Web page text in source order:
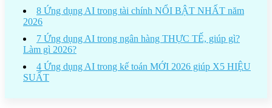
8 Ứng dụng AI trong tài chính NỔI BẬT NHẤT năm
2026
7 Ứng dụng AI trong ngân hàng THỰC TẾ, giúp gì?
Làm gì 2026?
4 Ứng dụng AI trong kế toán MỚI 2026 giúp X5 HIỆU
SUẤT